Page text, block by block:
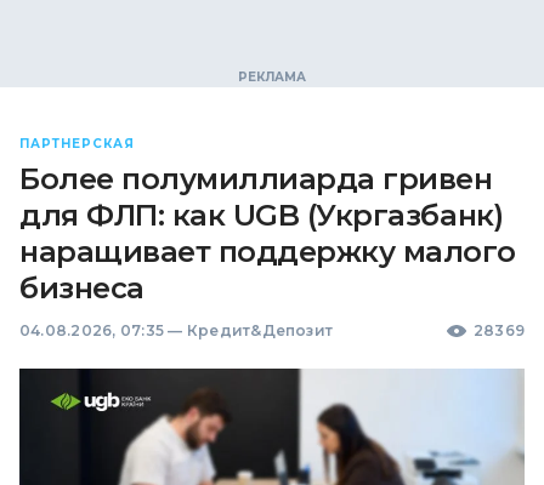
ПАРТНЕРСКАЯ
Более полумиллиарда гривен
для ФЛП: как UGB (Укргазбанк)
наращивает поддержку малого
бизнеса
04.08.2026, 07:35 — Кредит&Депозит 28369